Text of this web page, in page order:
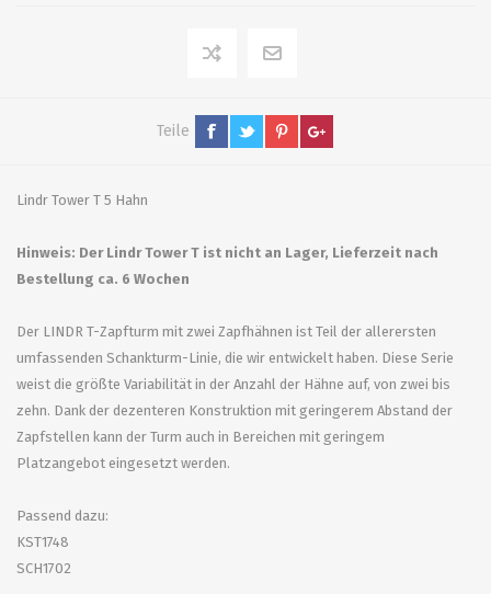
Teile
Lindr Tower T 5 Hahn
Hinweis: Der Lindr Tower T ist nicht an Lager, Lieferzeit nach
Bestellung ca. 6 Wochen
Der LINDR T-Zapfturm mit zwei Zapfhähnen ist Teil der allerersten
umfassenden Schankturm-Linie, die wir entwickelt haben. Diese Serie
weist die größte Variabilität in der Anzahl der Hähne auf, von zwei bis
zehn. Dank der dezenteren Konstruktion mit geringerem Abstand der
Zapfstellen kann der Turm auch in Bereichen mit geringem
Platzangebot eingesetzt werden.
Passend dazu:
KST1748
SCH1702